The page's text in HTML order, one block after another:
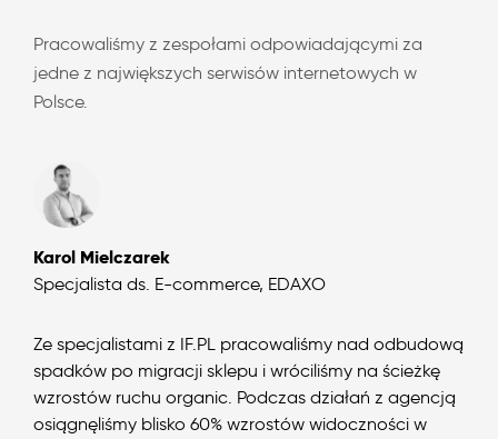
Pracowaliśmy z zespołami odpowiadającymi za
jedne z największych serwisów internetowych w
Polsce.
Karol Mielczarek
Specjalista ds. E-commerce, EDAXO
Ze specjalistami z IF.PL pracowaliśmy nad odbudową
spadków po migracji sklepu i wróciliśmy na ścieżkę
wzrostów ruchu organic. Podczas działań z agencją
osiągnęliśmy blisko 60% wzrostów widoczności w